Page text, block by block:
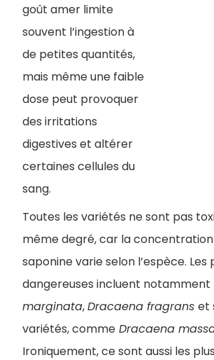
goût amer limite
souvent l’ingestion à
de petites quantités,
mais même une faible
dose peut provoquer
des irritations
digestives et altérer
certaines cellules du
sang.
Toutes les variétés ne sont pas
même degré, car la
saponine varie selon l’espèce. Les
dangereuses incluent notamment
marginata,Dracaena fragrans et
variétés, comme Dracaena
Ironiquement, ce sont aussi les